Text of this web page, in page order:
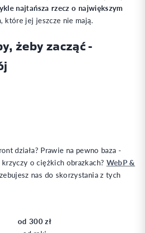
najtańsza rzecz o największym
które jej jeszcze nie mają.
żeby zacząć -
działa? Prawie na pewno baza -
krzyczy o ciężkich obrazkach? WebP &
nas do skorzystania z tych
od 300 zł